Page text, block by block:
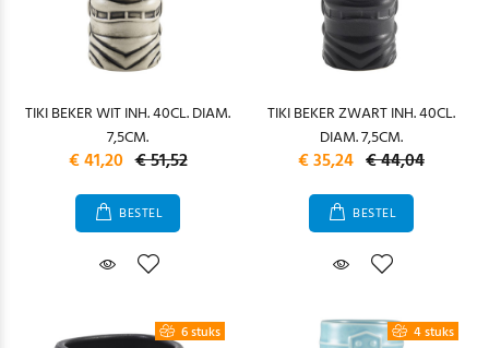
TIKI BEKER WIT INH. 40CL. DIAM.
7,5CM.
€ 41,20 € 51,52
BESTEL
TIKI BEKER ZWART INH. 40CL.
DIAM. 7,5CM.
€ 35,24 € 44,04
BESTEL
6 stuks 4 stuks